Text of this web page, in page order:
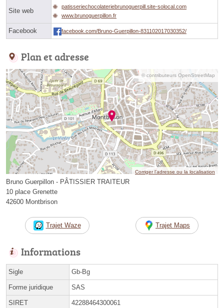
Site web
patisseriechocolateriebrunoguerpill.site-solocal.com
www.brunoguerpillon.fr
Facebook facebook.com/Bruno-Guerpillon-831102017030352/
Plan et adresse
© contributeurs OpenStreetMap
Corriger l’adresse ou la localisation
Bruno Guerpillon - PÂTISSIER TRAITEUR
10 place Grenette
42600 Montbrison
Trajet Waze Trajet Maps
Informations
Sigle Gb-Bg
Forme juridique SAS
SIRET 42288464300061